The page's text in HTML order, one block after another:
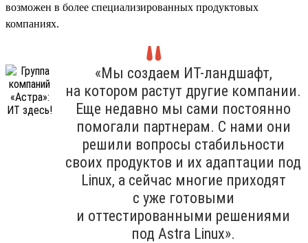
возможен в более специализированных продуктовых
компаниях.
«Мы создаем ИТ-ландшафт,
на котором растут другие компании.
Еще недавно мы сами постоянно
помогали партнерам. С нами они
решили вопросы стабильности
своих продуктов и их адаптации под
Linux, а сейчас многие приходят
с уже готовыми
и оттестированными решениями
под Astra Linux».